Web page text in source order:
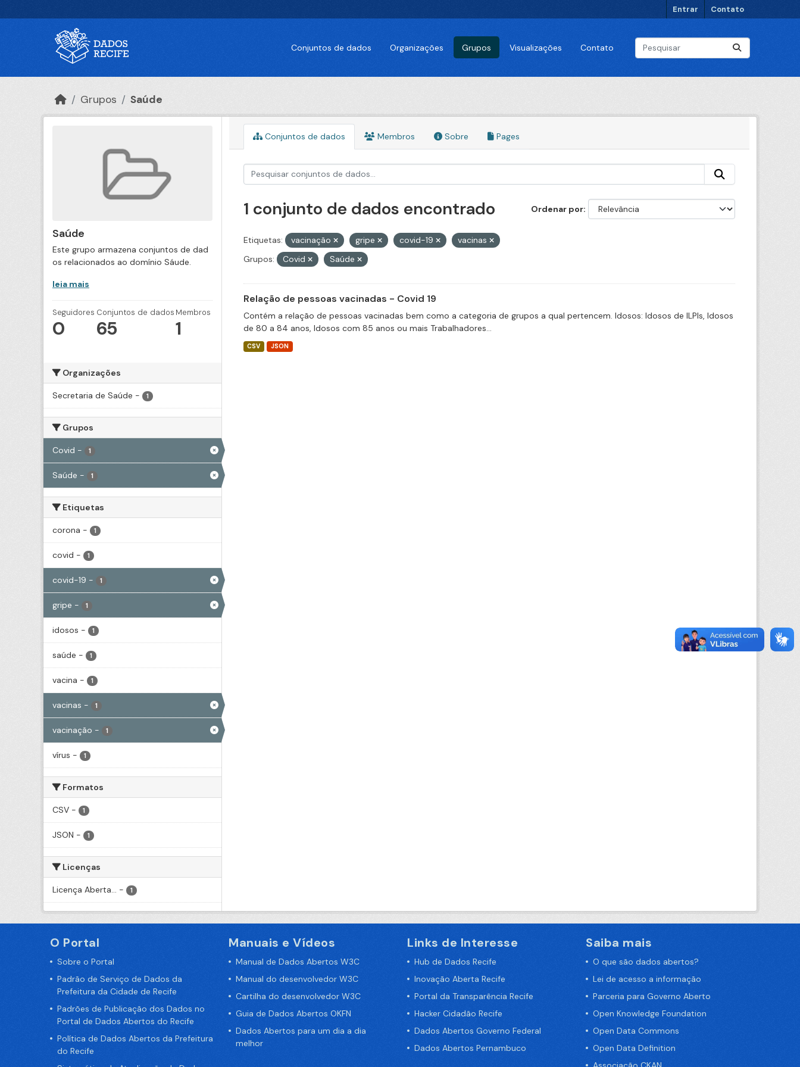
Entrar Contato
Conjuntos de dados Organizações Grupos Visualizações Contato
Grupos Saúde
Saúde
Este grupo armazena conjuntos de dad
os relacionados ao domínio Sáude.
leia mais
Seguidores
0
Conjuntos de dados
65
Membros
1
Organizações
Secretaria de Saúde - 1
Grupos
Covid - 1
Saúde - 1
Etiquetas
corona - 1
covid - 1
covid-19 - 1
gripe - 1
idosos - 1
saúde - 1
vacina - 1
vacinas - 1
vacinação - 1
vírus - 1
Formatos
CSV - 1
JSON - 1
Licenças
Licença Aberta... - 1
Conjuntos de dados Membros Sobre Pages
Ordenar por
1 conjunto de dados encontrado
Etiquetas: vacinação gripe covid-19
vacinas
Grupos:
Covid Saúde
Relação de pessoas vacinadas - Covid 19
Contém a relação de pessoas vacinadas bem como a categoria de grupos a qual pertencem. Idosos: Idosos de ILPIs, Idosos
de 80 a 84 anos, Idosos com 85 anos ou mais Trabalhadores...
CSV JSON
O Portal
Sobre o Portal
Padrão de Serviço de Dados da
Prefeitura da Cidade de Recife
Padrões de Publicação dos Dados no
Portal de Dados Abertos do Recife
Política de Dados Abertos da Prefeitura
do Recife
Manuais e Vídeos
Manual de Dados Abertos W3C
Manual do desenvolvedor W3C
Cartilha do desenvolvedor W3C
Guia de Dados Abertos OKFN
Dados Abertos para um dia a dia
melhor
Links de Interesse
Hub de Dados Recife
Inovação Aberta Recife
Portal da Transparência Recife
Hacker Cidadão Recife
Dados Abertos Governo Federal
Dados Abertos Pernambuco
Saiba mais
O que são dados abertos?
Lei de acesso a informação
Parceria para Governo Aberto
Open Knowledge Foundation
Open Data Commons
Open Data Definition